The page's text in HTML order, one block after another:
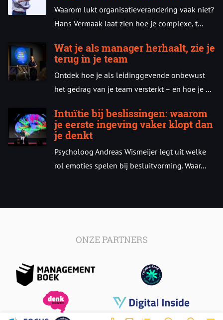
Waarom lukt organisatieverandering vaak niet?
Hans Vermaak laat zien hoe je complexe, t...
Wat je als manager herhaalt, zie je
terug in je team
Ontdek hoe je als leidinggevende onbewust
het gedrag van je team versterkt – en hoe je ...
Intuïtie bij beslissingen: waarom
je eerste ingeving vaker klopt dan
je denkt
Psycholoog Andreas Wismeijer legt uit welke
rol emoties spelen bij besluitvorming. Waar...
ONZE PARTNERS